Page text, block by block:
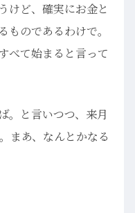
けど、確実にお金と
のであるわけで。
べて始まると言って
。と言いつつ、来月
あ、なんとかなる